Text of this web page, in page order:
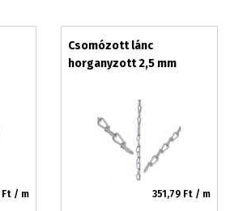
Ft / m
Csomózott lánc
horganyzott 2,5 mm
351,79 Ft / m